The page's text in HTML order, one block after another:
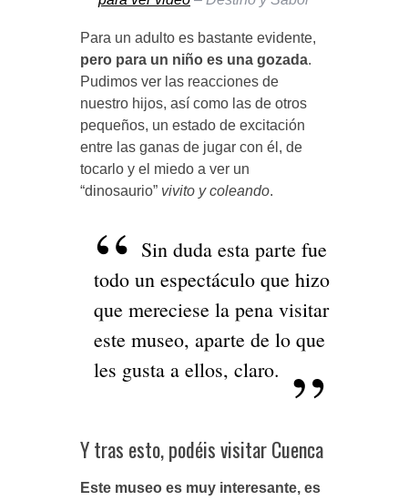
Para un adulto es bastante evidente,
pero para un niño es una gozada.
Pudimos ver las reacciones de
nuestro hijos, así como las de otros
pequeños, un estado de excitación
entre las ganas de jugar con él, de
tocarlo y el miedo a ver un
“dinosaurio” vivito y coleando.
Sin duda esta parte fue
todo un espectáculo que hizo
que mereciese la pena visitar
este museo, aparte de lo que
les gusta a ellos, claro.
Y tras esto, podéis visitar Cuenca
Este museo es muy interesante, es